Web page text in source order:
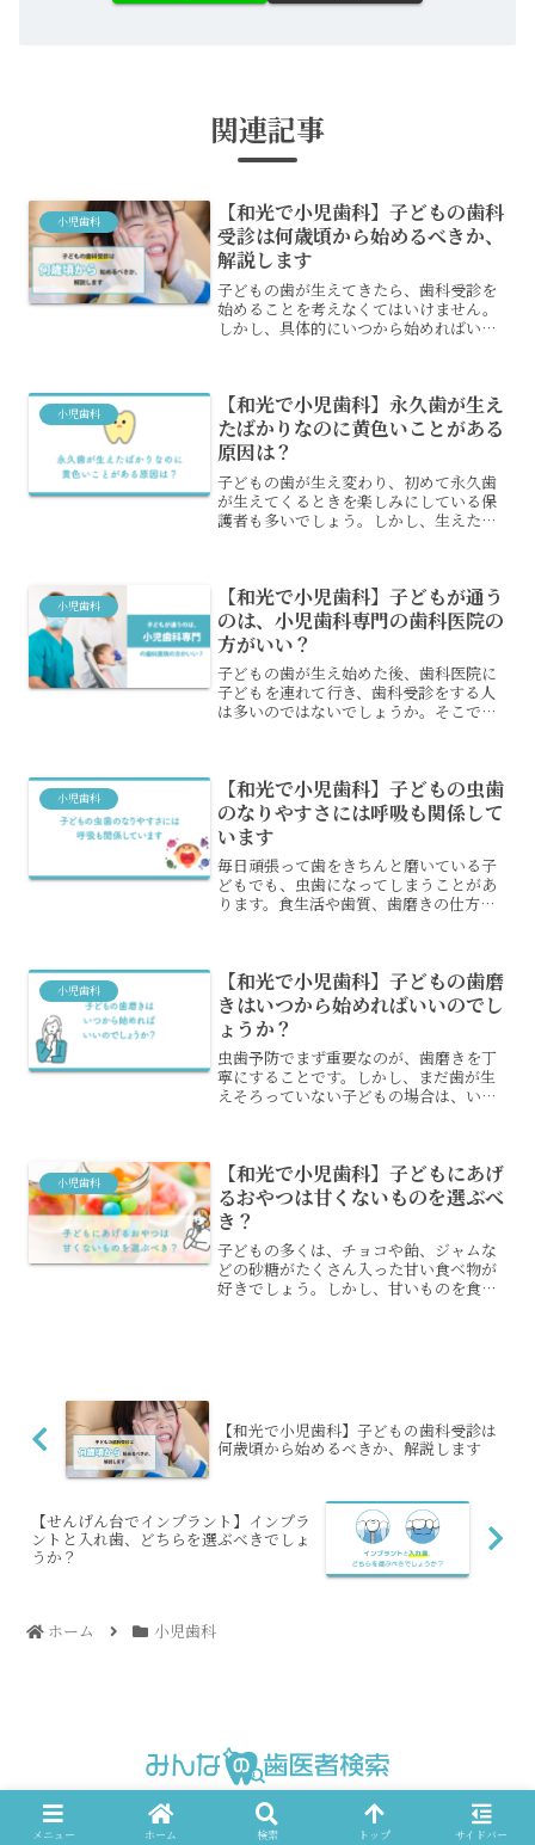
関連記事
小児歯科
【和光で小児歯科】子どもの歯科
受診は何歳頃から始めるべきか、
解説します
子どもの歯が生えてきたら、歯科受診を
始めることを考えなくてはいけません。
しかし、具体的にいつから始めればいい
ミングと、受診の際に行わ...
小児歯科
【和光で小児歯科】永久歯が生え
たばかりなのに黄色いことがある
原因は？
子どもの歯が生え変わり、初めて永久歯
が生えてくるときを楽しみにしている保
護者も多いでしょう。しかし、生えたば
ょう。永久歯が生えたばか...
小児歯科
【和光で小児歯科】子どもが通う
のは、小児歯科専門の歯科医院の
方がいい？
子どもの歯が生え始めた後、歯科医院に
子どもを連れて行き、歯科受診をする人
は多いのではないでしょうか。そこで気
ことです。一般歯科と併設...
小児歯科
【和光で小児歯科】子どもの虫歯
のなりやすさには呼吸も関係して
います
毎日頑張って歯をきちんと磨いている子
どもでも、虫歯になってしまうことがあ
ります。食生活や歯質、歯磨きの仕方な
どのような関係があるので...
小児歯科
【和光で小児歯科】子どもの歯磨
きはいつから始めればいいのでし
ょうか？
虫歯予防でまず重要なのが、歯磨きを丁
寧にすることです。しかし、まだ歯が生
えそろっていない子どもの場合は、いつ
始めるタイミングについて...
小児歯科
【和光で小児歯科】子どもにあげ
るおやつは甘くないものを選ぶべ
き？
子どもの多くは、チョコや飴、ジャムな
どの砂糖がたくさん入った甘い食べ物が
好きでしょう。しかし、甘いものを食べ
【和光で小児歯科】子どもの歯科受診は
何歳頃から始めるべきか、解説します
【せんげん台でインプラント】インプラ
ントと入れ歯、どちらを選ぶべきでしょ
うか？
ホーム 小児歯科
© 2023 みんなの歯医者検索.
メニュー ホーム 検索 トップ サイドバー